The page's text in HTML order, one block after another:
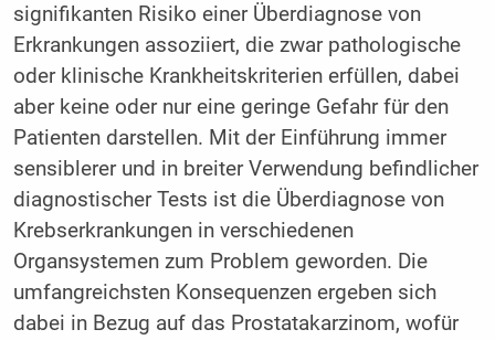
signifikanten Risiko einer Überdiagnose von
Erkrankungen assoziiert, die zwar pathologische
oder klinische Krankheitskriterien erfüllen, dabei
aber keine oder nur eine geringe Gefahr für den
Patienten darstellen. Mit der Einführung immer
sensiblerer und in breiter Verwendung befindlicher
diagnostischer Tests ist die Überdiagnose von
Krebserkrankungen in verschiedenen
Organsystemen zum Problem geworden. Die
umfangreichsten Konsequenzen ergeben sich
dabei in Bezug auf das Prostatakarzinom, wofür